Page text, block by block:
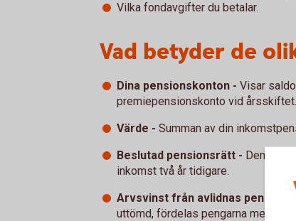
Vilka fondavgifter du betalar.
Vad betyder de
Dina pensionskonton - Visar
premiepensionskonto vid årsskiftet.
Värde - Summan av din
Beslutad pensionsrätt - Den
inkomst två år tidigare.
Arvsvinst från avlidnas
uttömd, fördelas pengarna mellan